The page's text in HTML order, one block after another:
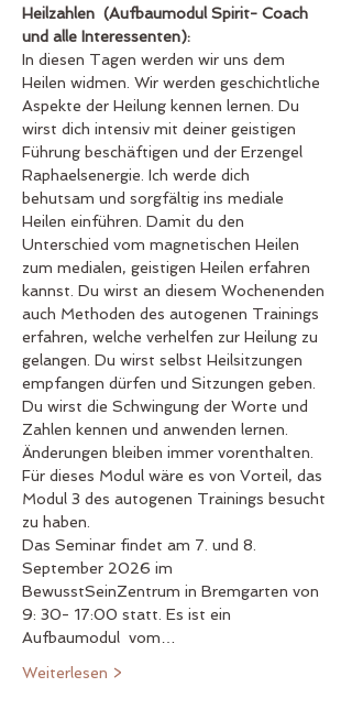
Heilzahlen  (Aufbaumodul Spirit- Coach
und alle Interessenten):
In diesen Tagen werden wir uns dem
Heilen widmen. Wir werden geschichtliche
Aspekte der Heilung kennen lernen. Du
wirst dich intensiv mit deiner geistigen
Führung beschäftigen und der Erzengel
Raphaelsenergie. Ich werde dich
behutsam und sorgfältig ins mediale
Heilen einführen. Damit du den
Unterschied vom magnetischen Heilen
zum medialen, geistigen Heilen erfahren
kannst. Du wirst an diesem Wochenenden
auch Methoden des autogenen Trainings
erfahren, welche verhelfen zur Heilung zu
gelangen. Du wirst selbst Heilsitzungen
empfangen dürfen und Sitzungen geben.
Du wirst die Schwingung der Worte und
Zahlen kennen und anwenden lernen.
Änderungen bleiben immer vorenthalten.
Für dieses Modul wäre es von Vorteil, das
Modul 3 des autogenen Trainings besucht
zu haben.
Das Seminar findet am 7. und 8.
September 2026 im
BewusstSeinZentrum in Bremgarten von
9: 30- 17:00 statt. Es ist ein
Aufbaumodul  vom…
Weiterlesen >